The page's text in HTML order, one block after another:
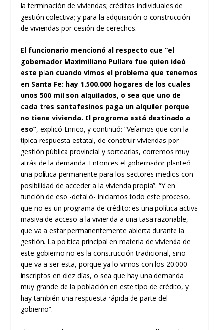
la terminación de viviendas; créditos individuales de
gestión colectiva; y para la adquisición o construcción
de viviendas por cesión de derechos.
El funcionario mencionó al respecto que “el
gobernador Maximiliano Pullaro fue quien ideó
este plan cuando vimos el problema que tenemos
en Santa Fe: hay 1.500.000 hogares de los cuales
unos 500 mil son alquilados, o sea que uno de
cada tres santafesinos paga un alquiler porque
no tiene vivienda. El programa está destinado a
eso”, explicó Enrico, y continuó: “Veíamos que con la
típica respuesta estatal, de construir viviendas por
gestión pública provincial y sortearlas, corremos muy
atrás de la demanda. Entonces el gobernador planteó
una política permanente para los sectores medios con
posibilidad de acceder a la vivienda propia”. “Y en
función de eso -detalló- iniciamos todo este proceso,
que no es un programa de crédito: es una política activa
masiva de acceso a la vivienda a una tasa razonable,
que va a estar permanentemente abierta durante la
gestión. La política principal en materia de vivienda de
este gobierno no es la construcción tradicional, sino
que va a ser esta, porque ya lo vimos con los 20.000
inscriptos en diez días, o sea que hay una demanda
muy grande de la población en este tipo de crédito, y
hay también una respuesta rápida de parte del
gobierno”.